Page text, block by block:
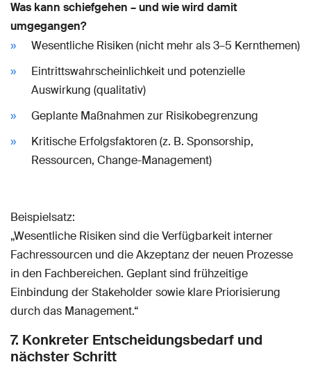
Was kann schiefgehen – und wie wird damit
umgegangen?
Wesentliche Risiken (nicht mehr als 3–5 Kernthemen)
Eintrittswahrscheinlichkeit und potenzielle
Auswirkung (qualitativ)
Geplante Maßnahmen zur Risikobegrenzung
Kritische Erfolgsfaktoren (z. B. Sponsorship,
Ressourcen, Change-Management)
Beispielsatz:
„Wesentliche Risiken sind die Verfügbarkeit interner
Fachressourcen und die Akzeptanz der neuen Prozesse
in den Fachbereichen. Geplant sind frühzeitige
Einbindung der Stakeholder sowie klare Priorisierung
durch das Management.“
7. Konkreter Entscheidungsbedarf und
nächster Schritt